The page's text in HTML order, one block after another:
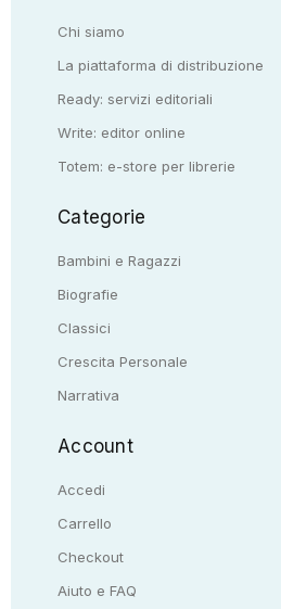
Chi siamo
La piattaforma di distribuzione
Ready: servizi editoriali
Write: editor online
Totem: e-store per librerie
Categorie
Bambini e Ragazzi
Biografie
Classici
Crescita Personale
Narrativa
Account
Accedi
Carrello
Checkout
Aiuto e FAQ